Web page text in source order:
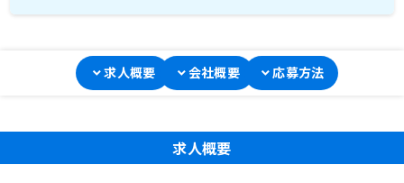
求人概要 会社概要 応募方法
求人概要